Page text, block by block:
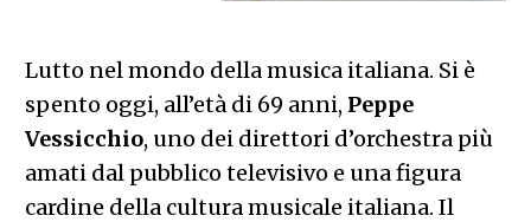
Lutto nel mondo della musica italiana. Si è
spento oggi, all’età di 69 anni, Peppe
Vessicchio, uno dei direttori d’orchestra più
amati dal pubblico televisivo e una figura
cardine della cultura musicale italiana. Il